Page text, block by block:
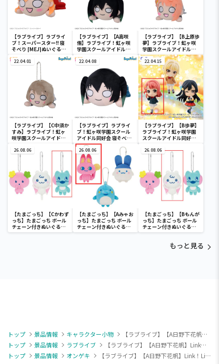
【ラブライブ】ラブライ
ブ！スーパースター!! 寝
そべり [MEJ]ぬいぐる
True dreams”
【ラブライブ】【A高咲
侑】ラブライブ！虹ヶ咲
学園スクールアイドル同
[KCM]冬制服style Vol.1
【ラブライブ】【B上原歩
夢】ラブライブ！虹ヶ咲
学園スクールアイドル同
好会 寝そべり [MP]
[KCM]冬制服style Vol.1
22.04.01
【ラブライブ】【C中須か
すみ】ラブライブ！虹ヶ
咲学園スクールアイドル
[KCM]冬制服style Vol.1
22.04.08
【ラブライブ】ラブライ
ブ！虹ヶ咲学園スクール
アイドル同好会 寝そべり
[MEJ]ぬいぐるみ“高咲
侑”
22.04.15
【ラブライブ】【B歩夢】
ラブライブ！虹ヶ咲学園
スクールアイドル同好会
二年生－
26.08.06
【たまごっち】【Cかわず
っち】たまごっち ボール
チェーン付きぬいぐるみ
～Tamagotchi
26.08.06
【たまごっち】【Aみゃお
っち】たまごっち ボール
チェーン付きぬいぐるみ
～Tamagotchi
26.08.06
【たまごっち】【Bもんが
っち】たまごっち ボール
チェーン付きぬいぐるみ
～Tamagotchi
もっと見る
トップ 景品情報 キャラクター小物
【ラブライブ】【A日野下花帆】Link！Like！ラブライブ！×オンゲキ キラキラハート型缶バッジ(EX)
トップ
景品情報 ラブライブ
【ラブライブ】【A日野下花帆】Link！Like！ラブライブ！×オンゲキ キラキラハート型缶バッジ(EX)
トップ
景品情報 オンゲキ 【ラブライブ】【A日野下花帆】Link！Like！ラブライブ！×オンゲキ キラキラハート型缶バッジ(EX)